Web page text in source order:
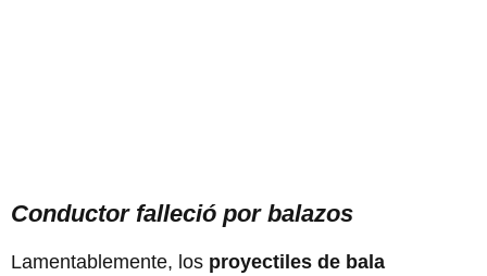
Conductor falleció por balazos
Lamentablemente, los proyectiles de bala